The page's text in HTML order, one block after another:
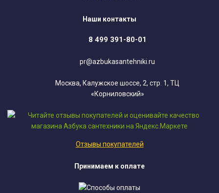
Наши контакты
8 499 391-80-01
pr@azbukasantehniki.ru
Москва, Калужское шоссе, 2, стр. 1, ТЦ
«Корниловский»
Отзывы покупателей
Принимаем к оплате